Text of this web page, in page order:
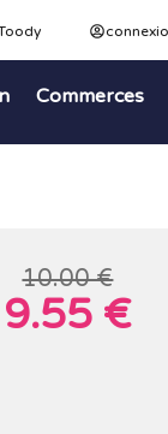
Commerces
10.00 €
9.55 €